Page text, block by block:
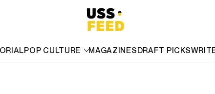
POP CULTURE MAGAZINESDRAFT PICKS